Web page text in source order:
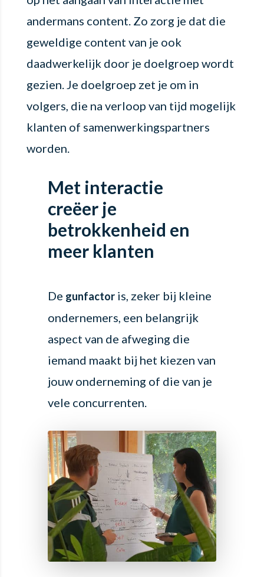
andermans content. Zo zorg je dat die
geweldige content van je ook
daadwerkelijk door je doelgroep wordt
gezien. Je doelgroep zet je om in
volgers, die na verloop van tijd mogelijk
klanten of samenwerkingspartners
worden.
Met interactie
creëer je
betrokkenheid en
meer klanten
De gunfactoris, zeker bij kleine
ondernemers, een belangrijk
aspect van de afweging die
iemand maakt bij het kiezen van
jouw onderneming of die van je
vele concurrenten.